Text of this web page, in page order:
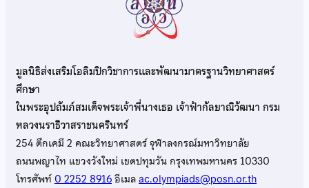
มูลนิธิส่งเสริมโอลิมปิกวิชาการและพัฒนามาตรฐานวิทยาศาสตร์
ศึกษา
ในพระอุปถัมภ์สมเด็จพระเจ้าพี่นางเธอ เจ้าฟ้ากัลยาณิวัฒนา กรม
หลวงนราธิวาสราชนครินทร์
254 ตึกเคมี 2 คณะวิทยาศาสตร์ จุฬาลงกรณ์มหาวิทยาลัย
ถนนพญาไท แขวงวังใหม่ เขตปทุมวัน กรุงเทพมหานคร 10330
โทรศัพท์0 2252 8916อีเมลac.olympiads@posn.or.th